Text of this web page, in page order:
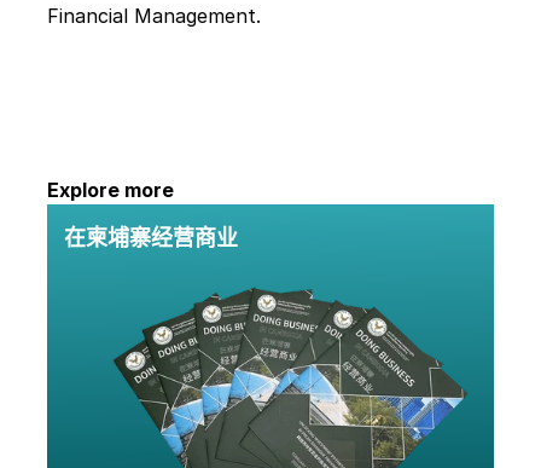
Financial Management.
Explore more
在柬埔寨经营商业